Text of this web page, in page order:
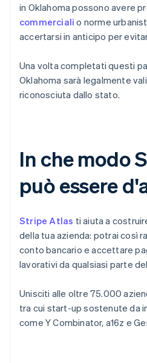
in Oklahoma possono avere
commerciali o norme
accertarsi in anticipo per
Una volta completati questi
Oklahoma sarà legalmente
riconosciuta dallo stato.
In che modo
può essere
Stripe Atlas ti aiuta a
della tua azienda: potrai così
conto bancario e accettare
lavorativi da qualsiasi parte
Unisciti alle oltre 75.000
tra cui start-up sostenute da
come Y Combinator, a16z e